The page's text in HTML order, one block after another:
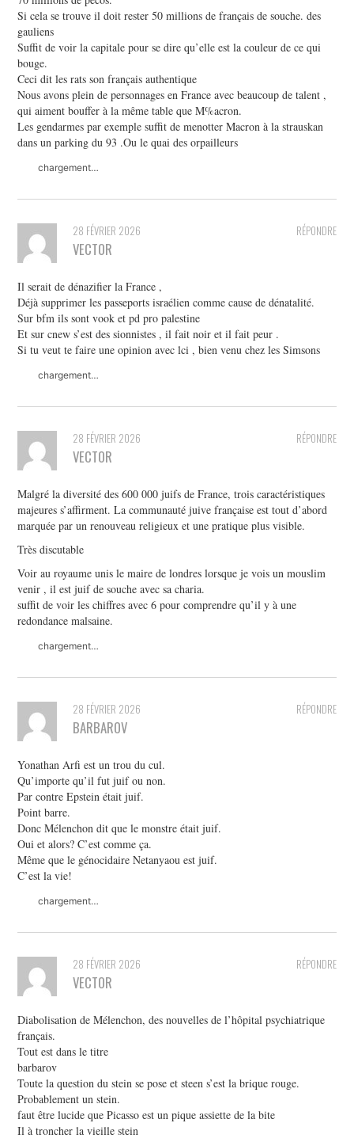
Si cela se trouve il doit rester 50 millions de français de souche. des
gauliens
Suffit de voir la capitale pour se dire qu’elle est la couleur de ce qui
bouge.
Ceci dit les rats son français authentique
Nous avons plein de personnages en France avec beaucoup de talent ,
qui aiment bouffer à la même table que M%acron.
Les gendarmes par exemple suffit de menotter Macron à la strauskan
dans un parking du 93 .Ou le quai des orpailleurs
chargement…
RÉPONDRE
28 FÉVRIER 2026
VECTOR
Il serait de dénazifier la France ,
Déjà supprimer les passeports israélien comme cause de dénatalité.
Sur bfm ils sont vook et pd pro palestine
Et sur cnew s’est des sionnistes , il fait noir et il fait peur .
Si tu veut te faire une opinion avec lci , bien venu chez les Simsons
chargement…
RÉPONDRE
28 FÉVRIER 2026
VECTOR
Malgré la diversité des 600 000 juifs de France, trois caractéristiques
majeures s’affirment. La communauté juive française est tout d’abord
marquée par un renouveau religieux et une pratique plus visible.
Très discutable
Voir au royaume unis le maire de londres lorsque je vois un mouslim
venir , il est juif de souche avec sa charia.
suffit de voir les chiffres avec 6 pour comprendre qu’il y à une
redondance malsaine.
chargement…
RÉPONDRE
28 FÉVRIER 2026
BARBAROV
Yonathan Arfi est un trou du cul.
Qu’importe qu’il fut juif ou non.
Par contre Epstein était juif.
Point barre.
Donc Mélenchon dit que le monstre était juif.
Oui et alors? C’est comme ça.
Même que le génocidaire Netanyaou est juif.
C’est la vie!
chargement…
RÉPONDRE
28 FÉVRIER 2026
VECTOR
Diabolisation de Mélenchon, des nouvelles de l’hôpital psychiatrique
français.
Tout est dans le titre
barbarov
Toute la question du stein se pose et steen s’est la brique rouge.
Probablement un stein.
faut être lucide que Picasso est un pique assiette de la bite
Il à troncher la vieille stein